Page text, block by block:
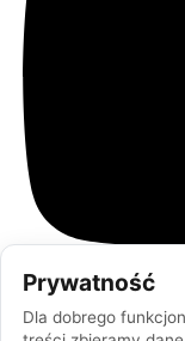
Prywatność
Dla dobrego